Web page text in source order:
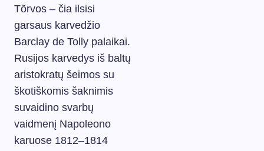
Tõrvos – čia ilsisi
garsaus karvedžio
Barclay de Tolly palaikai.
Rusijos karvedys iš baltų
aristokratų šeimos su
škotiškomis šaknimis
suvaidino svarbų
vaidmenį Napoleono
karuose 1812–1814